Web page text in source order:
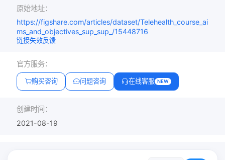
原始地址：
https://figshare.com/articles/dataset/Telehealth_course_ai
ms_and_objectives_sup_sup_/15448716
链接失效反馈
官方服务：
购买咨询 问题咨询 在线客服 NEW
创建时间：
2021-08-19